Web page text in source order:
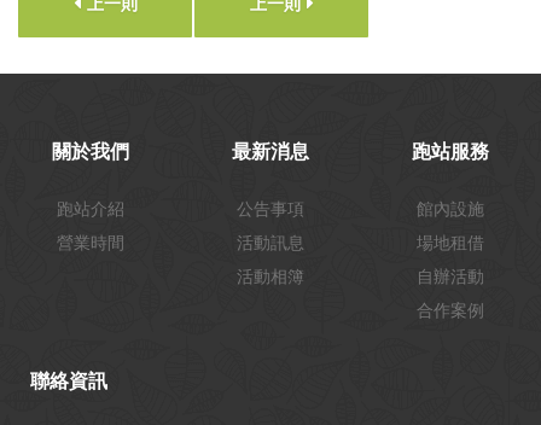
上一則 上一則
關於我們
跑站介紹
營業時間
最新消息
公告事項
活動訊息
活動相簿
跑站服務
館內設施
場地租借
自辦活動
合作案例
聯絡資訊